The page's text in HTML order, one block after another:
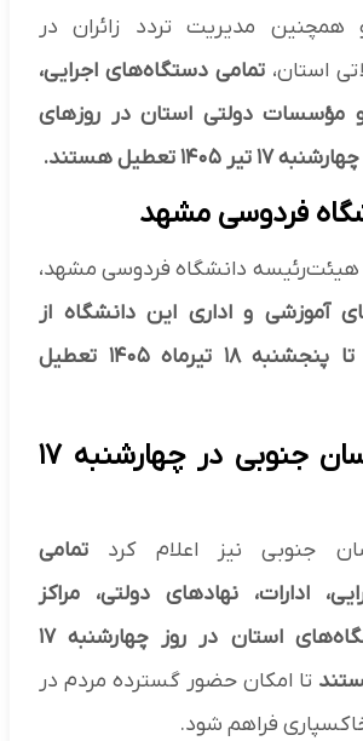
همچنین مدیریت تردد زائران در
استان، تمامی دستگاه‌های اجرایی،
و مؤسسات دولتی استان در روزهای
فردوسی مشهد
دانشگاه فردوسی مشهد،
آموزشی و اداری این دانشگاه از
سه‌شنبه ۱۶ تیر تا پنجشنبه ۱۸ تیرماه ۱۴۰۵ تعطیل
تعطیلی خراسان جنوبی در چهارشنبه ۱۷
جنوبی نیز اعلام کرد تمامی
ادارات، نهادهای دولتی، مراکز
آموزشی و دانشگاه‌های استان در روز چهارشنبه ۱۷
تا امکان حضور گسترده مردم در
فراهم شود.